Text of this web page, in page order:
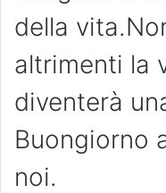
della
altrimenti la
diventerà
Buongiorno
noi.